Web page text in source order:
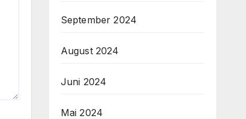
September 2024
August 2024
Juni 2024
Mai 2024